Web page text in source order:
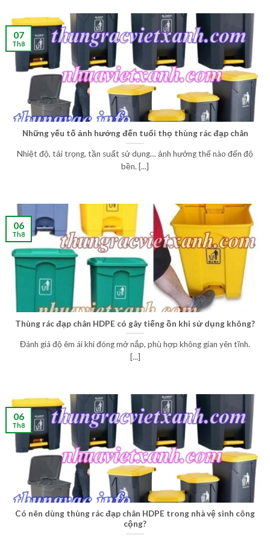
Những yếu tố ảnh hưởng đến tuổi thọ thùng rác đạp chân
Nhiệt độ, tải trọng, tần suất sử dụng… ảnh hưởng thế nào đến độ
bền. [...]
07
Th8
Thùng rác đạp chân HDPE có gây tiếng ồn khi sử dụng không?
Đánh giá độ êm ái khi đóng mở nắp, phù hợp không gian yên tĩnh.
[...]
06
Th8
Có nên dùng thùng rác đạp chân HDPE trong nhà vệ sinh công
cộng?
06
Th8